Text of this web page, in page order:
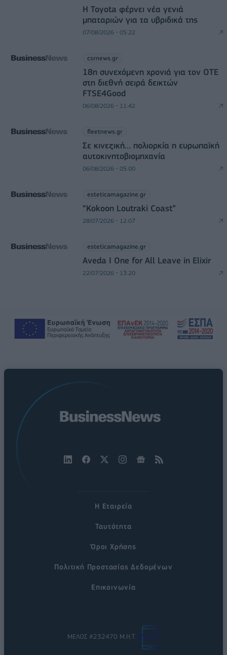
Η Toyota φέρνει νέα γενιά
μπαταριών για τα υβριδικά της
07/08/2026 - 05:22
csrnews.gr
18η συνεχόμενη χρονιά για τον ΟΤΕ
στη διεθνή σειρά δεικτών
FTSE4Good
06/08/2026 - 11:42
fleetnews.gr
Σε κινεζική… πολιορκία η ευρωπαϊκή
αυτοκινητοβιομηχανία
06/08/2026 - 05:00
esteticamagazine.gr
“Kokoon Loutraki Coast”
28/07/2026 - 12:07
esteticamagazine.gr
Aveda I One for All Leave in Elixir
22/07/2026 - 13:20
Η Εταιρεία
Ταυτότητα
Όροι Χρήσης
Πολιτική Προστασίας Δεδομένων
Επικοινωνία
ΜΕΛΟΣ #232470 Μ.Η.Τ.